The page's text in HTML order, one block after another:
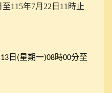
115年7月22日11時止
13 日 (星期一)08時00分至